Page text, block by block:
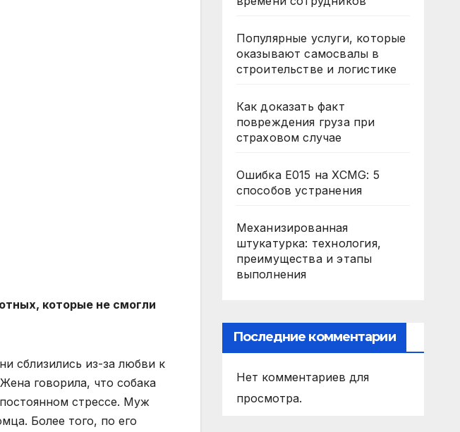
которые не смогли
сблизились из-за любви к
говорила, что собака
стрессе. Муж
Более того, по его
Популярные услуги, которые
оказывают самосвалы в
строительстве и логистике
Как доказать факт
повреждения груза при
страховом случае
Ошибка E015 на XCMG: 5
способов устранения
Механизированная
штукатурка: технология,
преимущества и этапы
выполнения
Последние комментарии
Нет комментариев для
просмотра.